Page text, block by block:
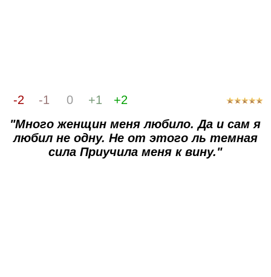
-2 -1 0 +1
+2
"Много женщин меня любило. Да и сам я
любил не одну. Не от этого ль темная
сила Приучила меня к вину."